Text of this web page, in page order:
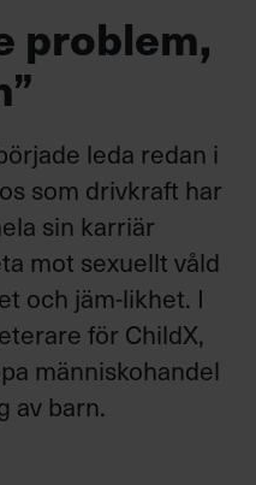
problem,
leda redan i
som drivkraft har
sin karriär
mot sexuellt våld
och jäm-likhet. I
för ChildX,
människohandel
av barn.